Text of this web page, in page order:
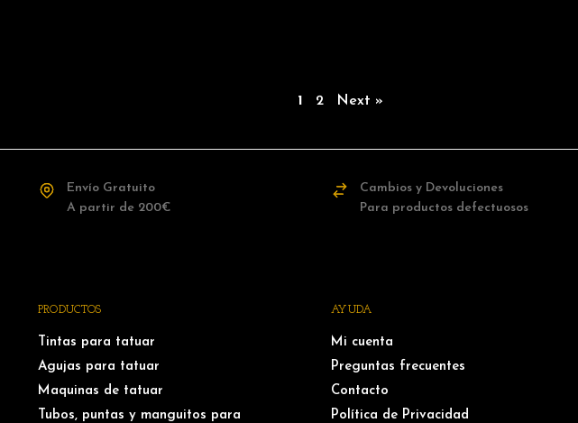
1 2 Next »
Envío Gratuito
A partir de 200€
Cambios y Devoluciones
Para productos defectuosos
PRODUCTOS
Tintas para tatuar
Agujas para tatuar
Maquinas de tatuar
Tubos, puntas y manguitos para
AYUDA
Mi cuenta
Preguntas frecuentes
Contacto
Política de Privacidad